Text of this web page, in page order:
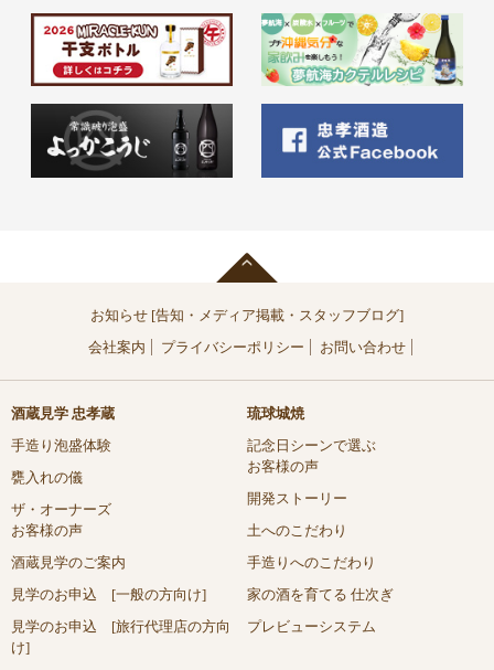
お知らせ [告知・メディア掲載・スタッフブログ]
会社案内
プライバシーポリシー お問い合わせ
酒蔵見学 忠孝蔵
手造り泡盛体験
甕入れの儀
ザ・オーナーズ
お客様の声
酒蔵見学のご案内
見学のお申込 [一般の方向け]
見学のお申込 [旅行代理店の方向
け]
琉球城焼
記念日シーンで選ぶ
お客様の声
開発ストーリー
土へのこだわり
手造りへのこだわり
家の酒を育てる 仕次ぎ
プレビューシステム